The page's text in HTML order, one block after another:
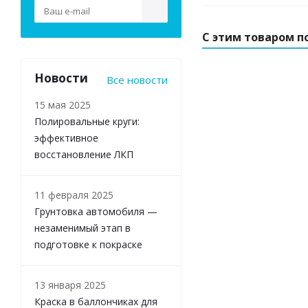
С этим товаром
Новости Все новости
15 мая 2025
Полировальные круги:
эффективное
восстановление ЛКП
11 февраля 2025
Грунтовка автомобиля —
незаменимый этап в
подготовке к покраске
13 января 2025
Краска в баллончиках для